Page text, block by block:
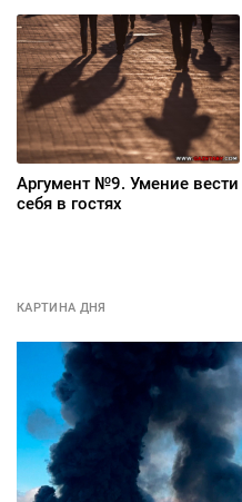
Аргумент №9. Умение вести
себя в гостях
КАРТИНА ДНЯ